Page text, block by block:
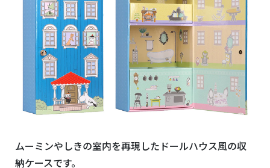
ムーミンやしきの室内を再現したドールハウス風の収
納ケースです。